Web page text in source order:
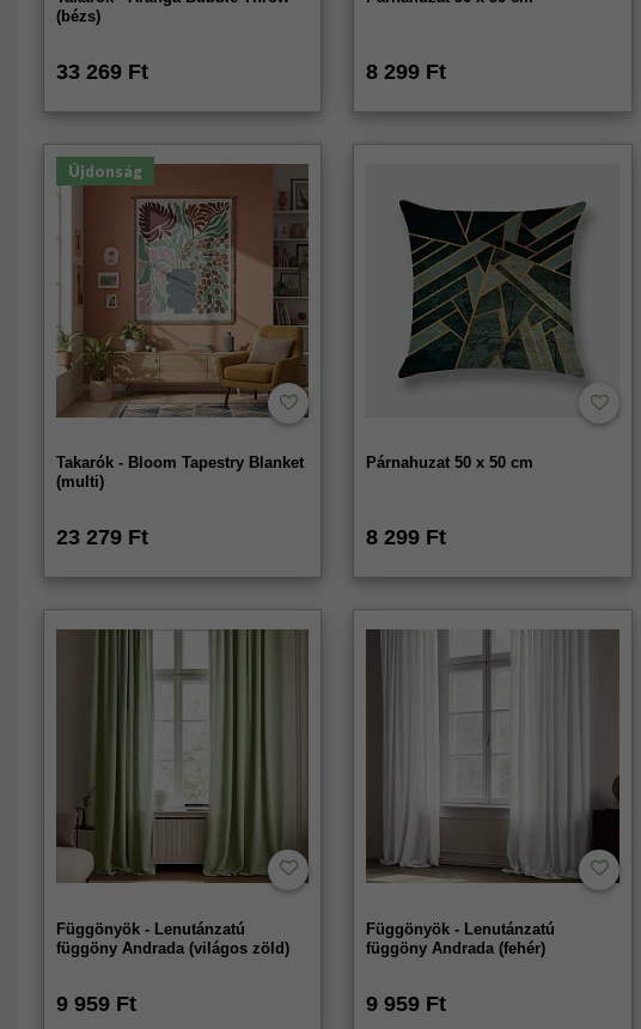
(bézs)
33 269 Ft 8 299 Ft
Újdonság
Takarók - Bloom Tapestry Blanket
(multi)
23 279 Ft
Párnahuzat 50 x 50 cm
8 299 Ft
Függönyök - Lenutánzatú
függöny Andrada (világos zöld)
9 959 Ft
Függönyök - Lenutánzatú
függöny Andrada (fehér)
9 959 Ft